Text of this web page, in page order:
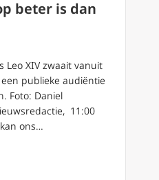
beter is dan
Leo XIV zwaait vanuit
publieke audiëntie
Foto: Daniel
11:00
ons…
Leo XIV legt uit waarom